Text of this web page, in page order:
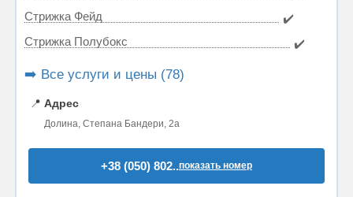
Стрижка Фейд
✔️
Стрижка Полубокс
✔️
➡️ Все услуги и цены (78)
📍 Адрес
Долина, Степана Бандери, 2а
+38 (050) 802..показать номер